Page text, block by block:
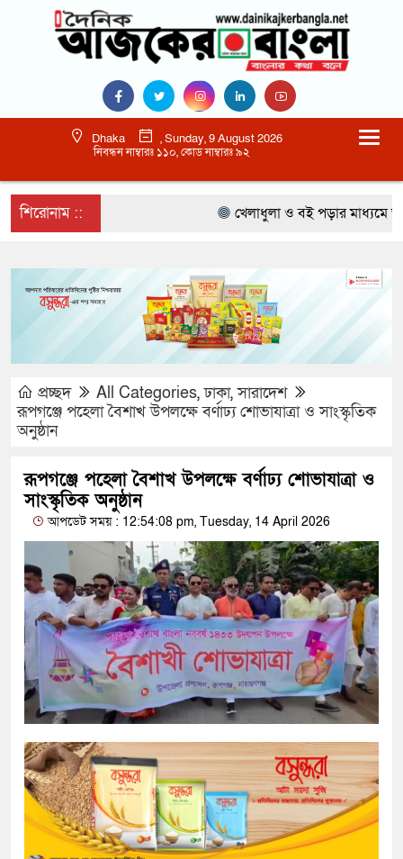
Dhaka
, Sunday, 9 August 2026
নিবন্ধন নাম্বারঃ ১১০, কোড নাম্বারঃ ৯২
শিরোনাম :: খেলাধুলা ও বই পড়ার মাধ্যমে
প্রচ্ছদ All Categories,ঢাকা,সারাদেশ
রূপগঞ্জে পহেলা বৈশাখ উপলক্ষে বর্ণাঢ্য শোভাযাত্রা ও সাংস্কৃতিক
অনুষ্ঠান
রূপগঞ্জে পহেলা বৈশাখ উপলক্ষে বর্ণাঢ্য শোভাযাত্রা ও
সাংস্কৃতিক অনুষ্ঠান
আপডেট সময় : 12:54:08 pm, Tuesday, 14 April 2026